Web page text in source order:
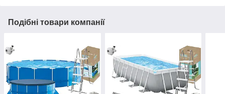
Подібні товари компанії